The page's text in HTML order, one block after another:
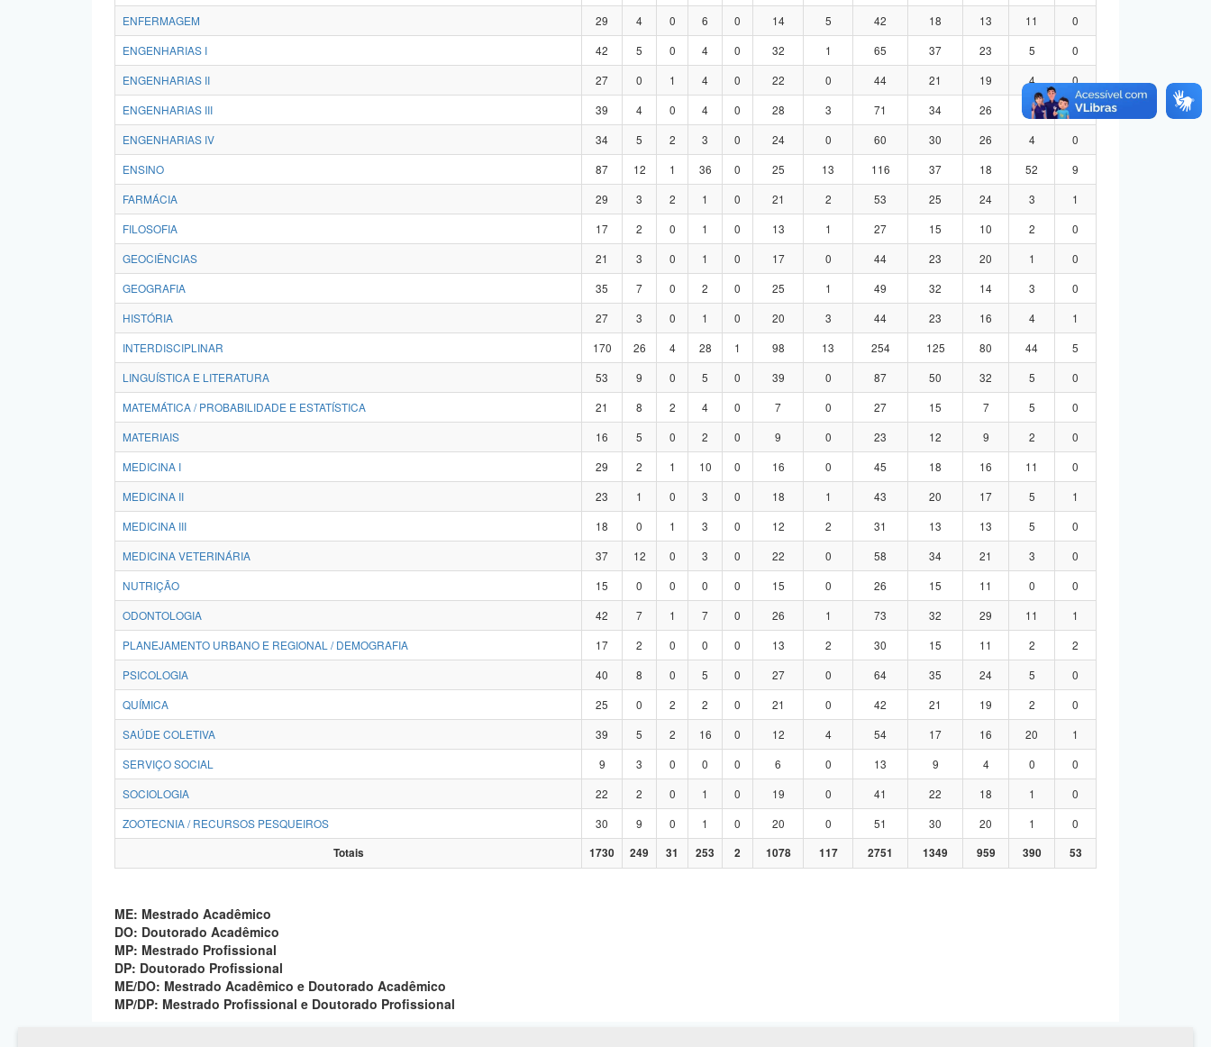
ENFERMAGEM
29 4 0 6 0 14 5 42 18 13 11
0
ENGENHARIAS I
42 5 0 4 0 32 1 65 37 23 5
0
ENGENHARIAS II
27 0 1 4 0 22 0 44 21 19 4
0
ENGENHARIAS III
39 4 0 4 0 28 3 71 34 26 8
3
ENGENHARIAS IV
34 5 2 3 0 24 0 60 30 26 4
0
ENSINO
87 12 1 36 0 25 13 116 37 18 52
9
FARMÁCIA
29 3 2 1 0 21 2 53 25 24 3
1
FILOSOFIA
17 2 0 1 0 13 1 27 15 10 2
0
GEOCIÊNCIAS
21 3 0 1 0 17 0 44 23 20 1
0
GEOGRAFIA
35 7 0 2 0 25 1 49 32 14 3
0
HISTÓRIA
27 3 0 1 0 20 3 44 23 16 4
1
INTERDISCIPLINAR
170 26 4 28 1 98 13 254 125 80 44
5
LINGUÍSTICA E LITERATURA
53 9 0 5 0 39 0 87 50 32 5
0
MATEMÁTICA / PROBABILIDADE E ESTATÍSTICA
21 8 2 4 0 7 0 27 15 7 5
0
MATERIAIS
16 5 0 2 0 9 0 23 12 9 2
0
MEDICINA I
29 2 1 10 0 16 0 45 18 16 11
0
MEDICINA II
23 1 0 3 0 18 1 43 20 17 5
1
MEDICINA III
18 0 1 3 0 12 2 31 13 13 5
0
MEDICINA VETERINÁRIA
37 12 0 3 0 22 0 58 34 21 3
0
NUTRIÇÃO
15 0 0 0 0 15 0 26 15 11 0
0
ODONTOLOGIA
42 7 1 7 0 26 1 73 32 29 11
1
PLANEJAMENTO URBANO E REGIONAL / DEMOGRAFIA
17 2 0 0 0 13 2 30 15 11 2
2
PSICOLOGIA
40 8 0 5 0 27 0 64 35 24 5
0
QUÍMICA
25 0 2 2 0 21 0 42 21 19 2
0
SAÚDE COLETIVA
39 5 2 16 0 12 4 54 17 16 20
1
SERVIÇO SOCIAL
9 3 0 0 0 6 0 13 9 4 0
0
SOCIOLOGIA
22 2 0 1 0 19 0 41 22 18 1
0
ZOOTECNIA / RECURSOS PESQUEIROS
30 9 0 1 0 20 0 51 30 20 1
0
Totais
1730 249 31 253 2 1078 117 2751 1349 959 390 53
ME: Mestrado Acadêmico
DO: Doutorado Acadêmico
MP: Mestrado Profissional
DP: Doutorado Profissional
ME/DO: Mestrado Acadêmico e Doutorado Acadêmico
MP/DP: Mestrado Profissional e Doutorado Profissional